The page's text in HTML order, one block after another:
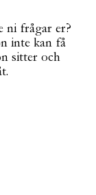
ni frågar er?
inte kan få
sitter och